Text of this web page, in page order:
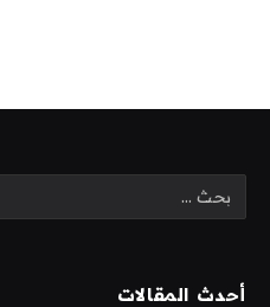
أحدث المقالات